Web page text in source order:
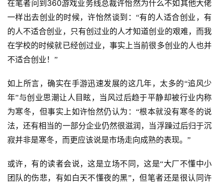
三
届
金
茶
奖
月
3
日
在笔者问到 360游戏业务线总裁许怡然为什么不如其他大佬
一样出去创业的时候，许怡然谈到：“有的人适合创业，有
的人不适合创业，只有创过业的人才知道创业的艰难，而我
在学校的时候就已经创过业，事实上当前很多创业的人也并
不适合创业！”
如上所言，确实在手游迅速发展的这几年，太多的“追风少
年”与创业思潮让人目眩，当风过后趋于平静却被行业内称
为寒冬，但事实上如许怡然仍认为：“根本就没有寒冬的说
法，还有相当的一部分企业仍然很滋润，当浮躁过后归于沉
寂并非是寒冬，而更应该说是市场走向成熟的表现。”
或许，有的读者会说，这是立场不同，这是“大厂不懂中小
团队的伤悲，有如白天不懂夜的黑”，但笔者还是很认同许